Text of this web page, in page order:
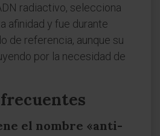
radiactivo, selecciona
afinidad y fue durante
de referencia, aunque su
por la necesidad de
el nombre «anti-